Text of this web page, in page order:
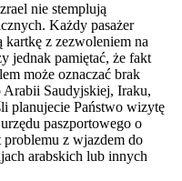
nie stemplują
Każdy pasażer
z zezwoleniem na
jednak pamiętać, że fakt
może oznaczać brak
Saudyjskiej, Iraku,
planujecie Państwo wizytę
paszportowego o
z wjazdem do
arabskich lub innych